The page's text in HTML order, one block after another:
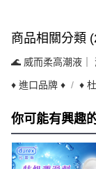
商品相關分類
🌊 威而柔高潮液｜
♦ 進口品牌 ♦ ♦
你可能有興趣